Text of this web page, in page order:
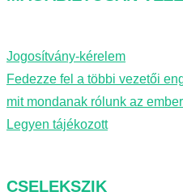
é
s
Jogosítvány-kérelem
Fedezze fel a többi vezetői
mit mondanak rólunk az
Legyen tájékozott
CSELEKSZIK